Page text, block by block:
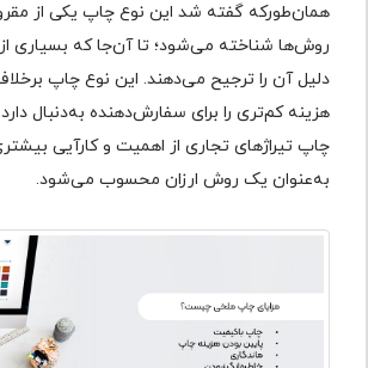
همان‌طور‌که گفته شد این نوع چاپ یکی از
روش‌ها شناخته می‌شود؛ تا آن‌جا که بسیاری
دلیل آن را ترجیح می‌دهند. این نوع چاپ
هزینه کم‌تری را برای سفارش‌دهنده به‌دنبال
چاپ تیراژهای تجاری از اهمیت و کارآیی
به‌عنوان یک روش ارزان محسوب می‌شود.